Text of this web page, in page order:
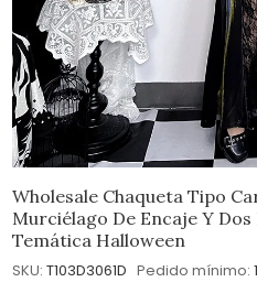
Wholesale Chaqueta Tipo
Murciélago De Encaje Y
Temática Halloween
SKU: T103D3061D Pedido mínimo: 1